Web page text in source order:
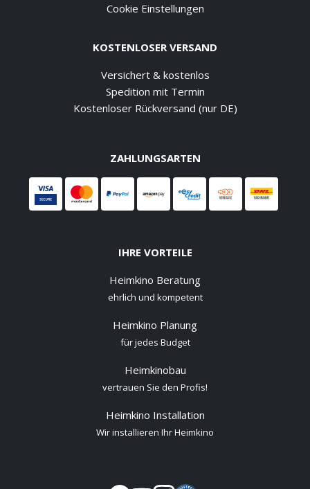
Cookie Einstellungen
KOSTENLOSER VERSAND
Versichert & kostenlos
Spedition mit Termin
Kostenloser Rückversand (nur DE)
ZAHLUNGSARTEN
IHRE VORTEILE
Heimkino Beratung
ehrlich und kompetent
Heimkino Planung
für jedes Budget
Heimkinobau
vertrauen Sie den Profis!
Heimkino Installation
Wir installieren Ihr Heimkino